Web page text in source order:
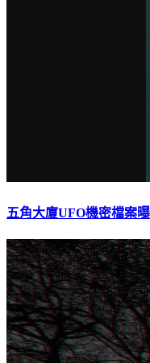
五角大廈UFO機密檔案